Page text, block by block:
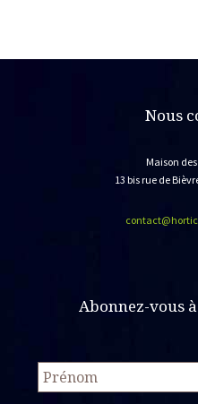
Nous
Maison
13 bis rue de
Abonnez-vous